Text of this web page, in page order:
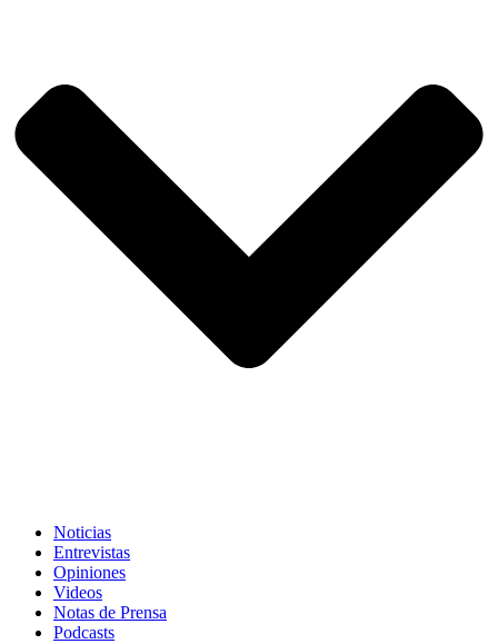
Noticias
Entrevistas
Opiniones
Videos
Notas de Prensa
Podcasts